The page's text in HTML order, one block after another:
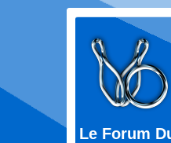
Le Forum